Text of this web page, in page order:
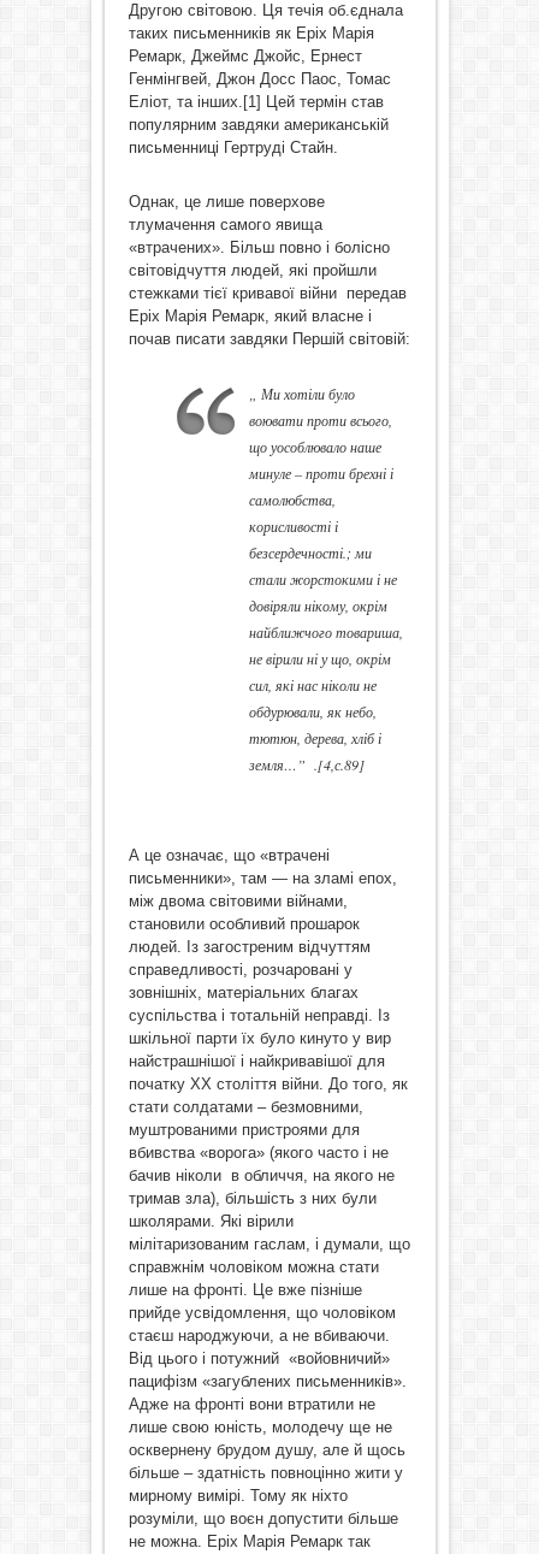
Другою світовою. Ця течія об.єднала
таких письменників як Еріх Марія
Ремарк, Джеймс Джойс, Ернест
Генмінгвей, Джон Досс Паос, Томас
Еліот, та інших.[1] Цей термін став
популярним завдяки американській
письменниці Гертруді Стайн.
Однак, це лише поверхове
тлумачення самого явища
«втрачених». Більш повно і болісно
світовідчуття людей, які пройшли
стежками тієї кривавої війни передав
Еріх Марія Ремарк, який власне і
почав писати завдяки Першій світовій:
„ Ми хотіли було
воювати проти всього,
що уособлювало наше
минуле – проти брехні і
самолюбства,
корисливості і
безсердечності.; ми
стали жорстокими і не
довіряли нікому, окрім
найближчого товариша,
не вірили ні у що, окрім
сил, які нас ніколи не
обдурювали, як небо,
тютюн, дерева, хліб і
земля…” .[4,с.89]
А це означає, що «втрачені
письменники», там — на зламі епох,
між двома світовими війнами,
становили особливий прошарок
людей. Із загостреним відчуттям
справедливості, розчаровані у
зовнішніх, матеріальних благах
суспільства і тотальній неправді. Із
шкільної парти їх було кинуто у вир
найстрашнішої і найкривавішої для
початку ХХ століття війни. До того, як
стати солдатами – безмовними,
муштрованими пристроями для
вбивства «ворога» (якого часто і не
бачив ніколи в обличчя, на якого не
тримав зла), більшість з них були
школярами. Які вірили
мілітаризованим гаслам, і думали, що
справжнім чоловіком можна стати
лише на фронті. Це вже пізніше
прийде усвідомлення, що чоловіком
стаєш народжуючи, а не вбиваючи.
Від цього і потужний «войовничий»
пацифізм «загублених письменників».
Адже на фронті вони втратили не
лише свою юність, молодечу ще не
осквернену брудом душу, але й щось
більше – здатність повноцінно жити у
мирному вимірі. Тому як ніхто
розуміли, що воєн допустити більше
не можна. Еріх Марія Ремарк так